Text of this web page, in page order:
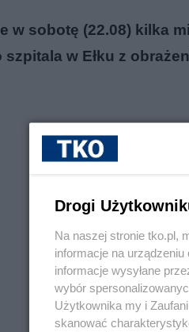
w sobotę (22.08) kilka
w Ełku z
Drogi
Na naszej stronie tko.pl,
informacje na
informacje wysyłane
wybór
Użytkownika my i
skanować